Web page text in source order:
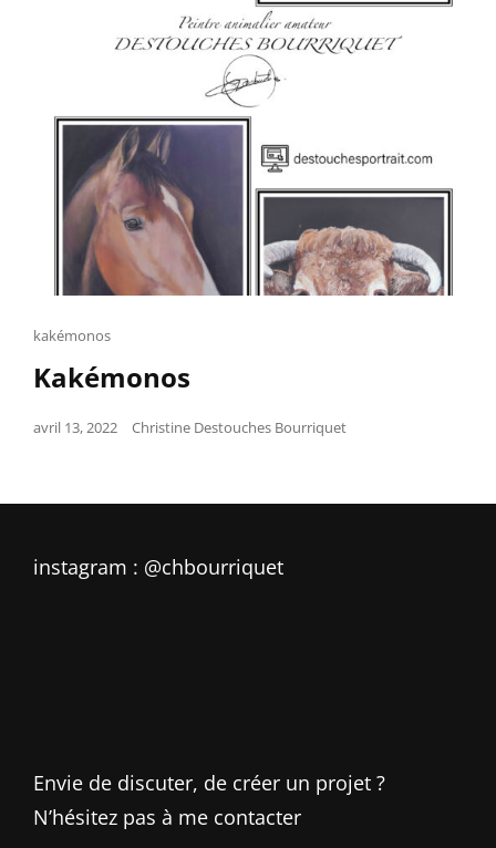
Cat
kakémonos
Kakémonos
Posted
avril 13, 2022 Christine Destouches Bourriquet
instagram : @chbourriquet
Envie de discuter, de créer un projet ?
N’hésitez pas à me contacter